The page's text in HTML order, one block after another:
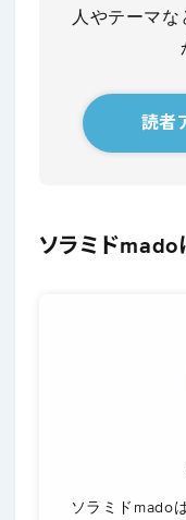
人やテーマ
読者
ソラミドmado
ソラミドmado